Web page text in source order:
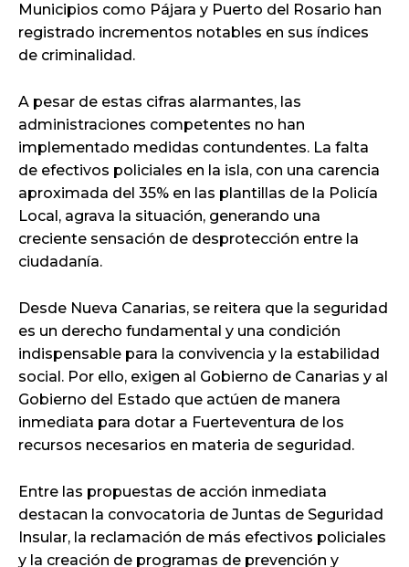
Municipios como Pájara y Puerto del Rosario han
registrado incrementos notables en sus índices
de criminalidad.
A pesar de estas cifras alarmantes, las
administraciones competentes no han
implementado medidas contundentes. La falta
de efectivos policiales en la isla, con una carencia
aproximada del 35% en las plantillas de la Policía
Local, agrava la situación, generando una
creciente sensación de desprotección entre la
ciudadanía.
Desde Nueva Canarias, se reitera que la seguridad
es un derecho fundamental y una condición
indispensable para la convivencia y la estabilidad
social. Por ello, exigen al Gobierno de Canarias y al
Gobierno del Estado que actúen de manera
inmediata para dotar a Fuerteventura de los
recursos necesarios en materia de seguridad.
Entre las propuestas de acción inmediata
destacan la convocatoria de Juntas de Seguridad
Insular, la reclamación de más efectivos policiales
y la creación de programas de prevención y